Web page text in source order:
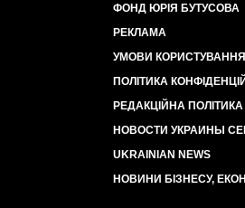
ФОНД ЮРІЯ БУТУСОВА
РЕКЛАМА
УМОВИ КОРИСТУВАННЯ
ПОЛІТИКА
РЕДАКЦІЙНА ПОЛІТИКА
НОВОСТИ УКРАИНЫ
UKRAINIAN NEWS
НОВИНИ БІЗНЕСУ,